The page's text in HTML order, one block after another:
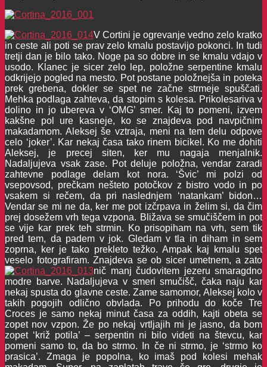
V Cortini je ogrevanje vedno zelo kratko
in ceste ali poti se prav zelo kmalu postavijo pokonci. In tudi
tretji dan je bilo tako. Noge pa so dobre in se kmalu vdajo v
usodo. Klanec je sicer zelo lep, položne serpentine kmalu
odkrijejo pogled na mesto. Pot postane položnejša in poteka
prek grebena, dokler se spet ne začne strmeje spuščati.
Mehka podlaga zahteva, da stopim s kolesa. Prikolesariva v
dolino in jo ubereva v ‘OMG’ smer. Kaj to pomeni, izvem
kakšne pol ure kasneje, ko se znajdeva pod navpičnim
makadamom. Aleksej še vztraja, meni na tem delu odpove
celo ‘joker’. Kar nekaj časa tako rinem bicikel. Ko me dohiti
Aleksej, je precej siten, ker mu nagaja menjalnik.
Nadaljujeva vsak zase. Pot deluje položna, vendar zaradi
zahtevne podlage delam kot nora. ‘Švic’ mi polzi od
vsepovsod, prečkam nešteto potočkov z bistro vodo in po
vsakem si rečem, da pri naslednjem ‘natankam’ bidon…
Vendar se mi ne da, ker me pot izčrpava in želim si, da čim
prej dosežem vrh tega vzpona. Bližava se smučiščem in pot
se vije kar prek teh strmin. Ko prisopiham na vrh, sem tik
pred tem, da padem v jok. Gledam v tla in diham in sem
zoprna, ker je tako prekleto težko. Ampak kaj kmalu spet
veselo fotografiram. Znajdeva se ob sicer umetnem, a zato
nič manj čudovitem jezeru smaragdno
modre barve. Nadaljujeva v smeri smučišč, čaka naju kar
nekaj spusta do glavne ceste. Zame samomor, Aleksej kolo v
takih pogojih odlično obvlada. Po prihodu do koče Tre
Croces je samo nekaj minut časa za oddih, kajti obeta se
zopet nov vzpon. Že po nekaj vrtljajih mi je jasno, da bom
zopet ‘križ potila’ – serpentin ni bilo videti na števcu, kar
pomeni samo to, da bo strmo. In če ni strmo, je ‘strmo ko
prasica’. Zmaga je popolna, ko imaš pod kolesi mehak